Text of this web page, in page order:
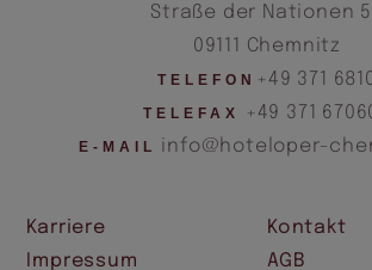
Straße der Nationen
09111 Chemnitz
TELEFON +49 371
TELEFAX +49 371
E-MAIL info@hoteloper-
Karriere
Kontakt
Impressum
AGB